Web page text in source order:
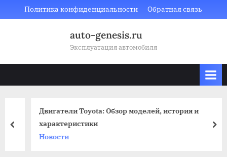
to
Политика конфиденциальности Обратная связь
auto-genesis.ru
Эксплуатация автомобиля
Двигатели Toyota: Обзор моделей, история и
характеристики
Новости
prev